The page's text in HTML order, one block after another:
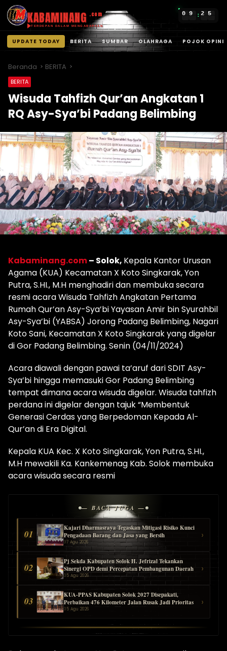
KABAMINANG .com
TERDEPAN DALAM MENGABARKAN
0 9 : 2 5
UPDATE TODAY BERITA SUMBAR OLAHRAGA POJOK OPINI
konten
Beranda BERITA
BERITA
Wisuda Tahfizh Qur’an Angkatan 1
RQ Asy-Sya’bi Padang Belimbing
Kabaminang.com– Solok, Kepala Kantor Urusan
Agama (KUA) Kecamatan X Koto Singkarak, Yon
Putra, S.HI., M.H menghadiri dan membuka secara
resmi acara Wisuda Tahfizh Angkatan Pertama
Rumah Qur’an Asy-Sya’bi Yayasan Amir bin Syurahbil
Asy-Sya’bi (YABSA) Jorong Padang Belimbing, Nagari
Koto Sani, Kecamatan X Koto Singkarak yang digelar
di Gor Padang Belimbing. Senin (04/11/2024)
Acara diawali dengan pawai ta’aruf dari SDIT Asy-
Sya’bi hingga memasuki Gor Padang Belimbing
tempat dimana acara wisuda digelar. Wisuda tahfizh
perdana ini digelar dengan tajuk “Membentuk
Generasi Cerdas yang Berpedoman Kepada Al-
Qur’an di Era Digital.
Kepala KUA Kec. X Koto Singkarak, Yon Putra, S.HI.,
M.H mewakili Ka. Kankemenag Kab. Solok membuka
acara wisuda secara resmi
— BACA JUGA —
01
Kajari Dharmasraya Tegaskan Mitigasi Risiko Kunci
Pengadaan Barang dan Jasa yang Bersih
07 Agu 2026
›
02
Pj Sekda Kabupaten Solok H. Jefrizal Tekankan
Sinergi OPD demi Percepatan Pembangunan Daerah
05 Agu 2026
›
03
KUA-PPAS Kabupaten Solok 2027 Disepakati,
Perbaikan 476 Kilometer Jalan Rusak Jadi Prioritas
05 Agu 2026
›